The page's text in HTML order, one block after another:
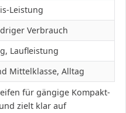
Leistung
Verbrauch
Laufleistung
Mittelklasse, Alltag
für gängige Kompakt-
zielt klar auf